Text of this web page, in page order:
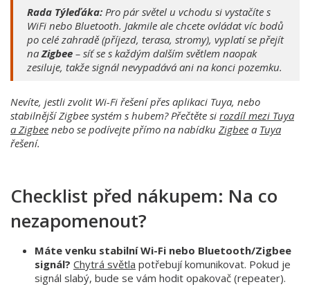
Rada Týleďáka: Pro pár světel u vchodu si vystačíte s
WiFi nebo Bluetooth. Jakmile ale chcete ovládat víc bodů
po celé zahradě (příjezd, terasa, stromy), vyplatí se přejít
na Zigbee – síť se s každým dalším světlem naopak
zesiluje, takže signál nevypadává ani na konci pozemku.
Nevíte, jestli zvolit Wi-Fi řešení přes aplikaci Tuya, nebo
stabilnější Zigbee systém s hubem? Přečtěte si rozdíl mezi Tuya
a Zigbee nebo se podívejte přímo na nabídku Zigbee a Tuya
řešení.
Checklist před nákupem: Na co
nezapomenout?
Máte venku stabilní Wi-Fi nebo Bluetooth/Zigbee
signál? Chytrá světla potřebují komunikovat. Pokud je
signál slabý, bude se vám hodit opakovač (repeater).